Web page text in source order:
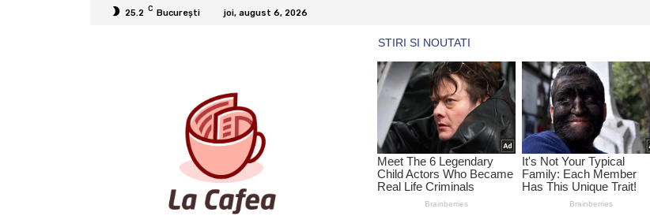
25.2 C București joi, august 6, 2026